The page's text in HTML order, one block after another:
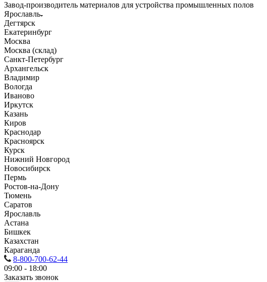
Завод-производитель материалов для устройства промышленных полов
Ярославль
Дегтярск
Екатеринбург
Москва
Москва (склад)
Санкт-Петербург
Архангельск
Владимир
Вологда
Иваново
Иркутск
Казань
Киров
Краснодар
Красноярск
Курск
Нижний Новгород
Новосибирск
Пермь
Ростов-на-Дону
Тюмень
Саратов
Ярославль
Астана
Бишкек
Казахстан
Караганда
8-800-700-62-44
09:00 - 18:00
Заказать звонок